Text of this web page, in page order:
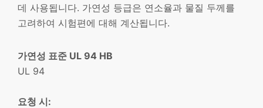
데 사용됩니다. 가연성 등급은 연소율과 물질 두께를
고려하여 시험편에 대해 계산됩니다.
가연성 표준 UL 94 HB
UL 94
요청 시: